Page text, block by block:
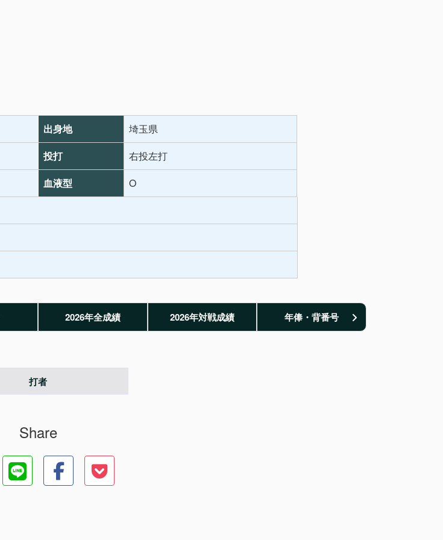
出身地
埼玉県
投打
右投左打
血液型
O
2026年全成績 2026年対戦成績 年俸・背番号
打者
Share